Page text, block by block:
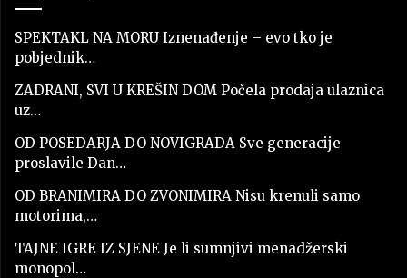
SPEKTAKL NA MORU Iznenađenje – evo tko je
pobjednik…
ZADRANI, SVI U KREŠIN DOM Počela prodaja ulaznica
uz…
OD POSEDARJA DO NOVIGRADA Sve generacije
proslavile Dan…
OD BRANIMIRA DO ZVONIMIRA Nisu krenuli samo
motorima,…
TAJNE IGRE IZ SJENE Je li sumnjivi menadžerski
monopol…